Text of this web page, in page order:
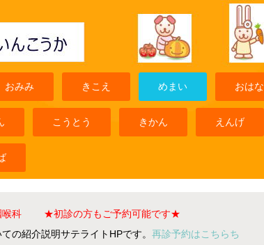
喉科 ★初診の方もご予約可能です★
の紹介説明サテライトHPです。 再診予約はこちらち
おみみ きこえ めまい おはな
こうとう きかん えんげ